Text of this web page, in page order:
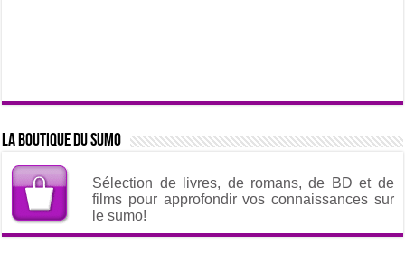
La boutique du sumo
Sélection de livres, de romans, de BD et de
films pour approfondir vos connaissances sur
le sumo!